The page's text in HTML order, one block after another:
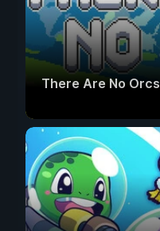
There Are No Orcs